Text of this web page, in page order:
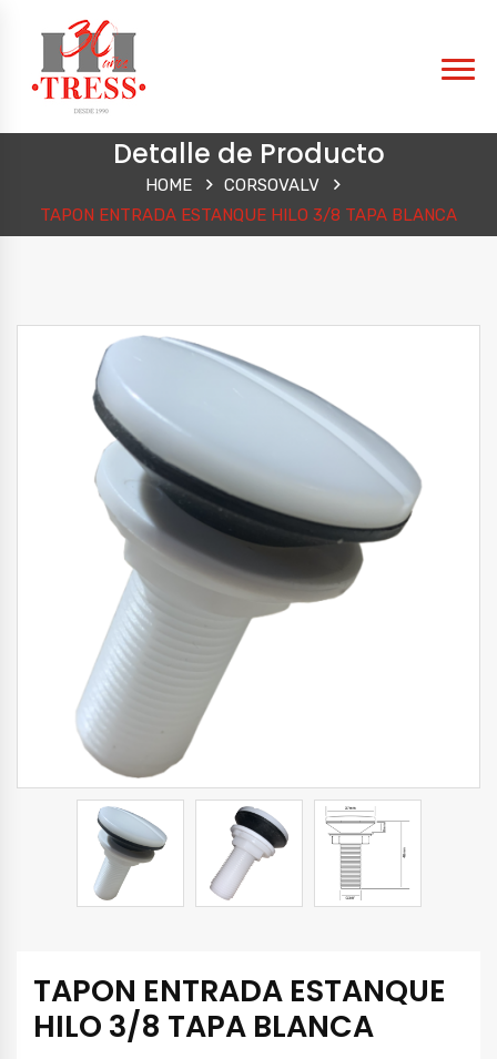
Detalle de Producto
HOME
CORSOVALV
TAPON ENTRADA ESTANQUE HILO 3/8 TAPA BLANCA
TAPON ENTRADA ESTANQUE
HILO 3/8 TAPA BLANCA